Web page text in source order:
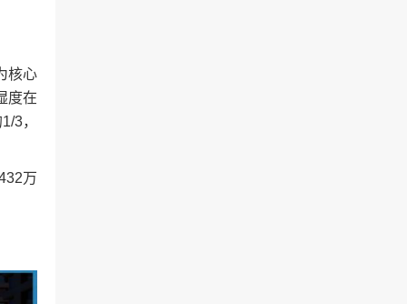
核心
度在
3，
万